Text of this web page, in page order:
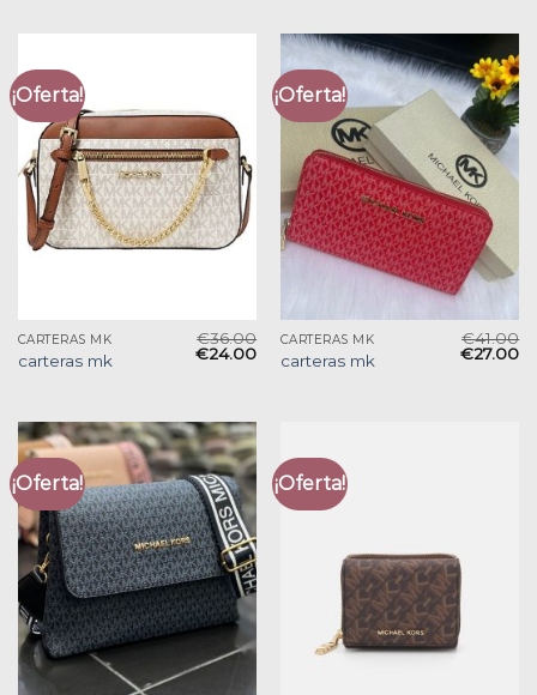
¡Oferta!
CARTERAS MK
carteras mk
€36.00
€24.00
¡Oferta!
CARTERAS MK
carteras mk
€41.00
€27.00
¡Oferta! ¡Oferta!